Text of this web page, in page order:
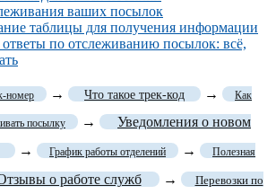
ваших посылок
таблицы для получения информации
по отслеживанию посылок: всё,
номер → Что такое трек-код → Как
посылку →
Уведомления о новом
→ График работы отделений → Полезная
о работе служб → Перевозки по